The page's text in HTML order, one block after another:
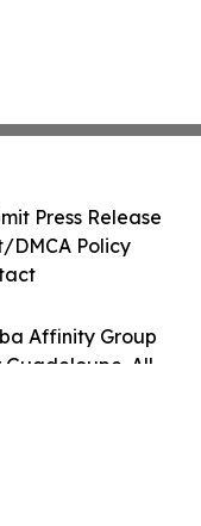
Affinity Group
All
Press Release
DMCA Policy